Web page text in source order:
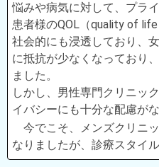
悩みや病気に対して、プラ
患者様のQOL（quality of
社会的にも浸透しており、
に抵抗が少なくなっており
ました。
しかし、男性専門クリニッ
イバシーにも十分な配慮が
今でこそ、メンズクリニ
なりましたが、診療スタイル